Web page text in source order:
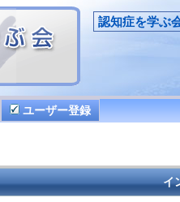
認知症を学ぶ
ユーザー登録
イ